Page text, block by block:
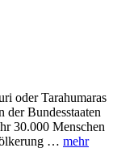
oder Tarahumaras
der Bundesstaaten
30.000 Menschen
… mehr